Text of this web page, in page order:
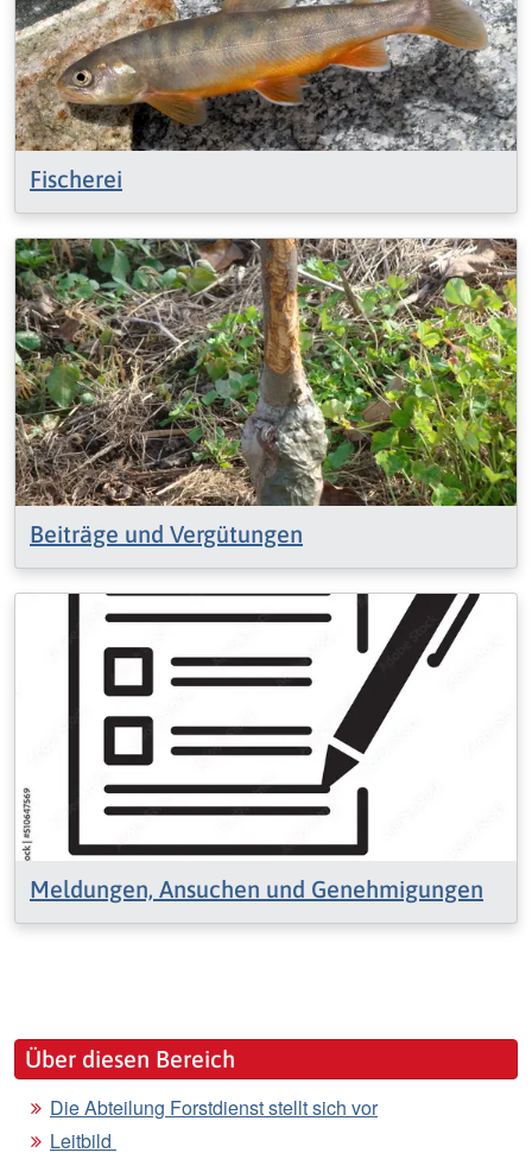
Fischerei
Beiträge und Vergütungen
Meldungen, Ansuchen und Genehmigungen
Über diesen Bereich
Die Abteilung Forstdienst stellt sich vor
Leitbild